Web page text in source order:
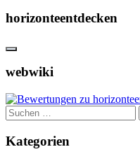
horizonteentdecken
webwiki
Suchen
nach:
Kategorien